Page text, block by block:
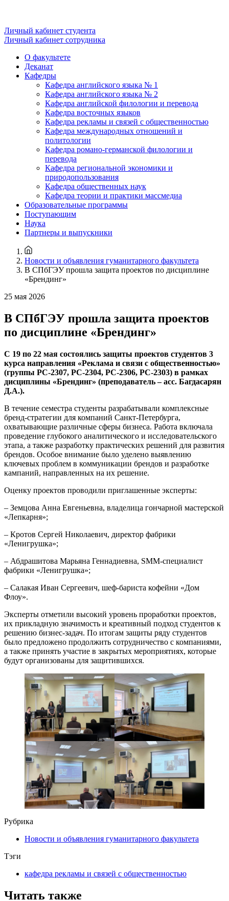
Личный кабинет студента
Личный кабинет сотрудника
О факультете
Деканат
Кафедры
Кафедра английского языка № 1
Кафедра английского языка № 2
Кафедра английской филологии и перевода
Кафедра восточных языков
Кафедра рекламы и связей с общественностью
Кафедра международных отношений и
политологии
Кафедра романо-германской филологии и
перевода
Кафедра региональной экономики и
природопользования
Кафедра общественных наук
Кафедра теории и практики массмедиа
Образовательные программы
Поступающим
Наука
Партнеры и выпускники
Новости и объявления гуманитарного факультета
В СПбГЭУ прошла защита проектов по дисциплине
«Брендинг»
25 мая 2026
В СПбГЭУ прошла защита проектов
по дисциплине «Брендинг»
С 19 по 22 мая состоялись защиты проектов студентов 3
курса направления «Реклама и связи с общественностью»
(группы РС-2307, РС-2304, РС-2306, РС-2303) в рамках
дисциплины «Брендинг» (преподаватель – асс. Багдасарян
Д.А.).
В течение семестра студенты разрабатывали комплексные
бренд-стратегии для компаний Санкт-Петербурга,
охватывающие различные сферы бизнеса. Работа включала
проведение глубокого аналитического и исследовательского
этапа, а также разработку практических решений для развития
брендов. Особое внимание было уделено выявлению
ключевых проблем в коммуникации брендов и разработке
кампаний, направленных на их решение.
Оценку проектов проводили приглашенные эксперты:
– Земцова Анна Евгеньевна, владелица гончарной мастерской
«Лепкарня»;
– Кротов Сергей Николаевич, директор фабрики
«Ленигрушка»;
– Абдрашитова Марьяна Геннадиевна, SMM-специалист
фабрики «Ленигрушка»;
– Салакая Иван Сергеевич, шеф-бариста кофейни «Дом
Флоу».
Эксперты отметили высокий уровень проработки проектов,
их прикладную значимость и креативный подход студентов к
решению бизнес-задач. По итогам защиты ряду студентов
было предложено продолжить сотрудничество с компаниями,
а также принять участие в закрытых мероприятиях, которые
будут организованы для защитившихся.
Рубрика
Новости и объявления гуманитарного факультета
Тэги
кафедра рекламы и связей с общественностью
Читать также